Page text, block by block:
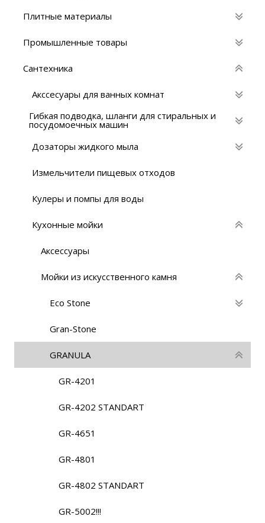
Плитные материалы
Промышленные товары
Сантехника
Акссесуары для ванных комнат
Гибкая подводка, шланги для стиральных и
посудомоечных машин
Дозаторы жидкого мыла
Измельчители пищевых отходов
Кулеры и помпы для воды
Кухонные мойки
Аксессуары
Мойки из искусственного камня
Eco Stone
Gran-Stone
GRANULA
GR-4201
GR-4202 STANDART
GR-4651
GR-4801
GR-4802 STANDART
GR-5002!!!